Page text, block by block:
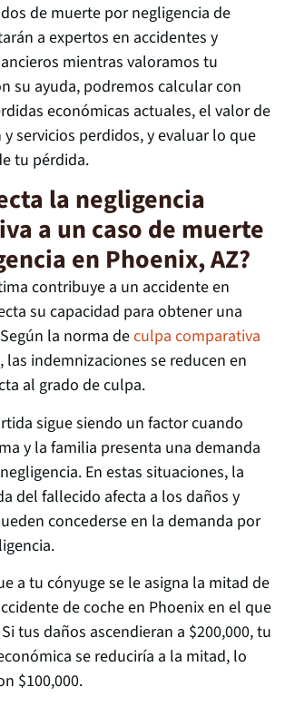
de muerte por negligencia de
a expertos en accidentes y
mientras valoramos tu
su ayuda, podremos calcular con
económicas actuales, el valor de
servicios perdidos, y evaluar lo que
tu pérdida.
la negligencia
a un caso de muerte
en Phoenix, AZ?
contribuye a un accidente en
su capacidad para obtener una
la norma deculpa comparativa
las indemnizaciones se reducen en
al grado de culpa.
sigue siendo un factor cuando
y la familia presenta una demanda
En estas situaciones, la
del fallecido afecta a los daños y
concederse en la demanda por
a tu cónyuge se le asigna la mitad de
de coche en Phoenix en el que
tus daños ascendieran a $200,000, tu
se reduciría a la mitad, lo
$100,000.